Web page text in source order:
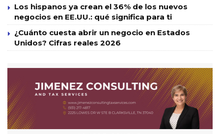
Los hispanos ya crean el 36% de los nuevos
negocios en EE.UU.: qué significa para ti
¿Cuánto cuesta abrir un negocio en Estados
Unidos? Cifras reales 2026